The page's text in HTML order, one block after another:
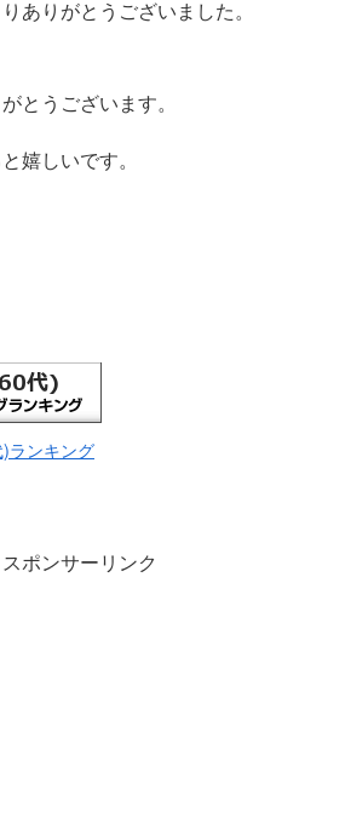
ありがとうございました。
とうございます。
嬉しいです。
ランキング
スポンサーリンク